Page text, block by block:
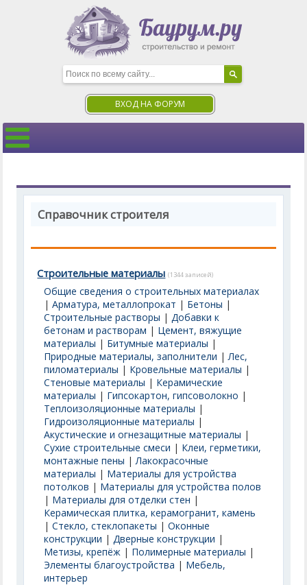
ВХОД НА ФОРУМ
Справочник строителя
Строительные материалы (1344 записей)
Общие сведения о строительных материалах
|Арматура, металлопрокат | Бетоны |
Строительные растворы |Добавки к
бетонам и растворам | Цемент, вяжущие
материалы | Битумные материалы |
Природные материалы, заполнители |Лес,
пиломатериалы | Кровельные материалы |
Стеновые материалы | Керамические
материалы | Гипсокартон, гипсоволокно |
Теплоизоляционные материалы |
Гидроизоляционные материалы |
Акустические и огнезащитные материалы |
Сухие строительные смеси | Клеи, герметики,
монтажные пены |Лакокрасочные
материалы | Материалы для устройства
потолков | Материалы для устройства полов
| Материалы для отделки стен |
Керамическая плитка, керамогранит, камень
|Стекло, стеклопакеты |Оконные
конструкции |Дверные конструкции |
Метизы, крепёж | Полимерные материалы |
Элементы благоустройства | Мебель,
интерьер